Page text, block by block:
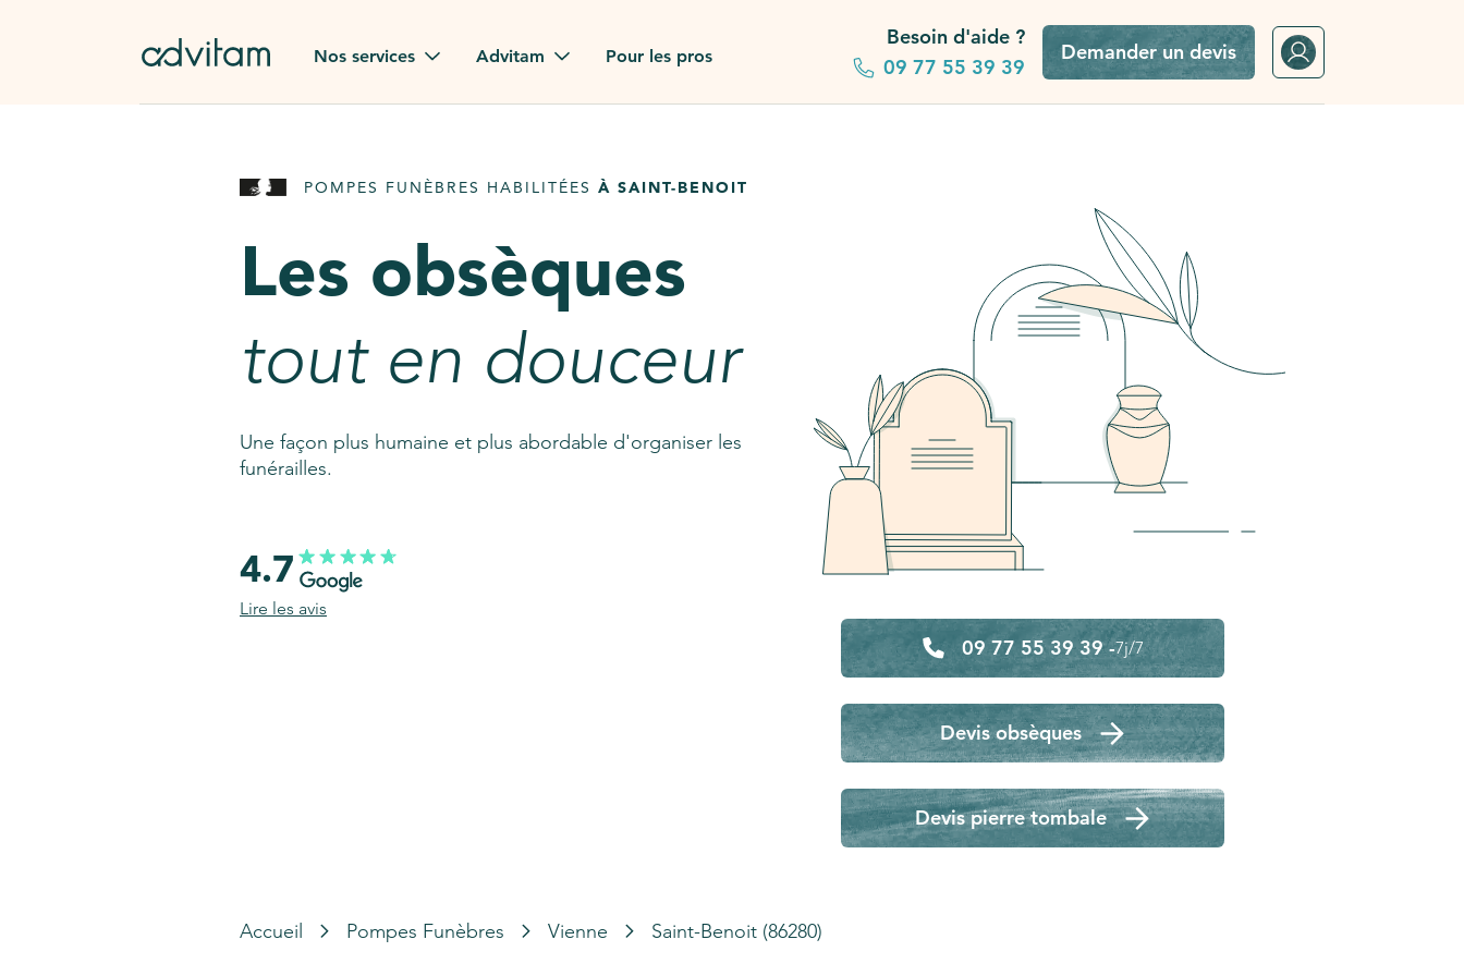
Nos services
Rapatriement à
Pierre tombale
AssistGPT
Nos services en plus
Advitam
Advitam dans la presse
Consultez notre FAQ
Pour les pros
Besoin d'aide ?
09 77 55 39 39
Demander un devis
POMPES FUNÈBRES HABILITÉES À SAINT-BENOIT
Les obsèques
tout en douceur
Une façon plus humaine et plus abordable d'organiser les
funérailles.
09 77 55 39 39 -7j/7
Devis obsèques
Devis pierre tombale
4.7
Lire les avis
Accueil Pompes Funèbres Vienne Saint-Benoit (86280)